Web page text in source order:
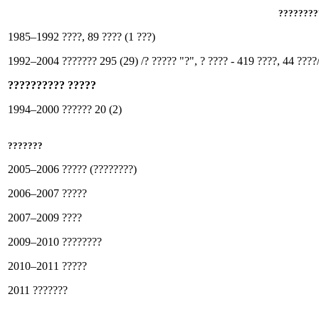
1985–1992 ????, 89 ???? (1 ???)
1992–2004 ??????? 295 (29) /? ????? "?", ? ???? - 419 ????, 44 ????/
?????????? ?????
1994–2000 ?????? 20 (2)
???????
2005–2006 ????? (????????)
2006–2007 ?????
2007–2009 ????
2009–2010 ????????
2010–2011 ?????
2011 ???????